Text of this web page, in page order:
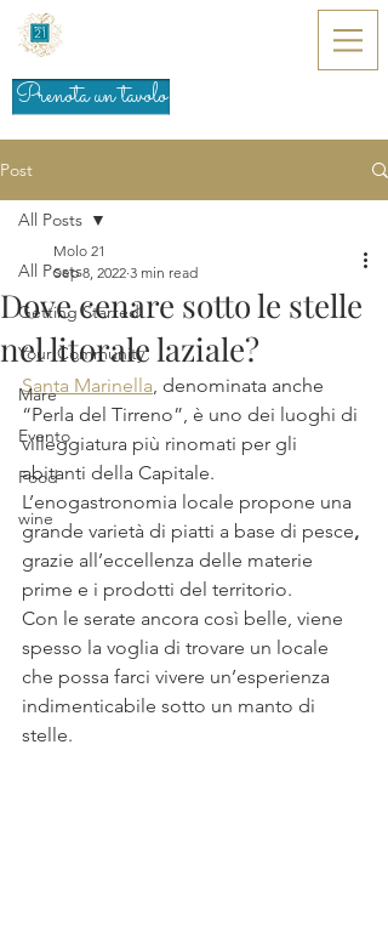
Prenota un tavolo
Post
All Posts
Getting Started
Your Community
Mare
Evento
Food
wine
All Posts
Dove cenare sotto le stelle
nel litorale laziale?
Molo 21
Sep 8, 2022 3 min read
Santa Marinella, denominata anche
“Perla del Tirreno”, è uno dei luoghi di
villeggiatura più rinomati per gli
abitanti della Capitale.
L’enogastronomia locale propone una
grande varietà di piatti a base di pesce,
grazie all’eccellenza delle materie
prime e i prodotti del territorio.
Con le serate ancora così belle, viene
spesso la voglia di trovare un locale
che possa farci vivere un’esperienza
indimenticabile sotto un manto di
stelle.